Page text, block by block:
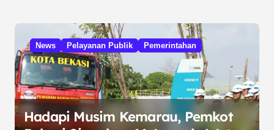
News Pelayanan Publik Pemerintahan
Hadapi Musim Kemarau, Pemkot